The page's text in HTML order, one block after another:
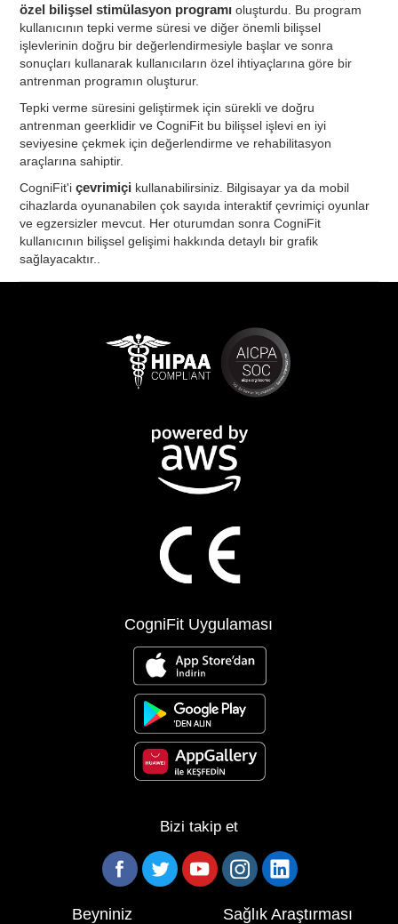
özel bilişsel stimülasyon programı oluşturdu. Bu program
kullanıcının tepki verme süresi ve diğer önemli bilişsel
işlevlerinin doğru bir değerlendirmesiyle başlar ve sonra
sonuçları kullanarak kullanıcıların özel ihtiyaçlarına göre bir
antrenman programın oluşturur.
Tepki verme süresini geliştirmek için sürekli ve doğru
antrenman geerklidir ve CogniFit bu bilişsel işlevi en iyi
seviyesine çekmek için değerlendirme ve rehabilitasyon
araçlarına sahiptir.
CogniFit'içevrimiçi kullanabilirsiniz. Bilgisayar ya da mobil
cihazlarda oyunanabilen çok sayıda interaktif çevrimiçi oyunlar
ve egzersizler mevcut. Her oturumdan sonra CogniFit
kullanıcının bilişsel gelişimi hakkında detaylı bir grafik
sağlayacaktır..
CogniFit Uygulaması
Bizi takip et
Beyniniz Sağlık Araştırması